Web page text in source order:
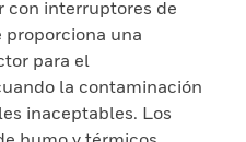
con interruptores de
proporciona una
para el
la contaminación
inaceptables. Los